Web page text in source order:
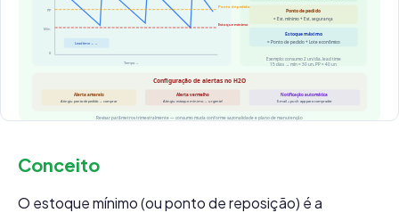
Conceito
O estoque mínimo (ou ponto de reposição) é a